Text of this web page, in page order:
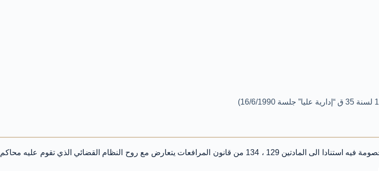
وقد قضت المحكمة الإدارية العليا بأن “طلب استبعاد الطعن من الرول أو الحكم بسقوط الخصومة فيه استنادا الى المادتين 129 ، 134 من قانون المرافعات يتعارض مع روح النظام القضائي الذي تقوم عليه محاكم